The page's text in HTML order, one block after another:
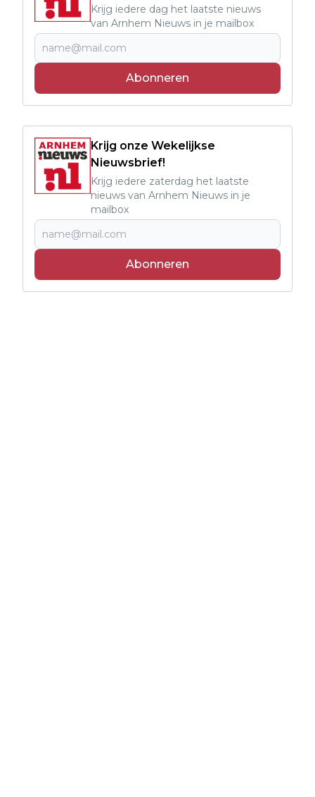
Krijg iedere dag het laatste nieuws
van Arnhem Nieuws in je mailbox
Abonneren
Krijg onze Wekelijkse
Nieuwsbrief!
Krijg iedere zaterdag het laatste
nieuws van Arnhem Nieuws in je
mailbox
Abonneren